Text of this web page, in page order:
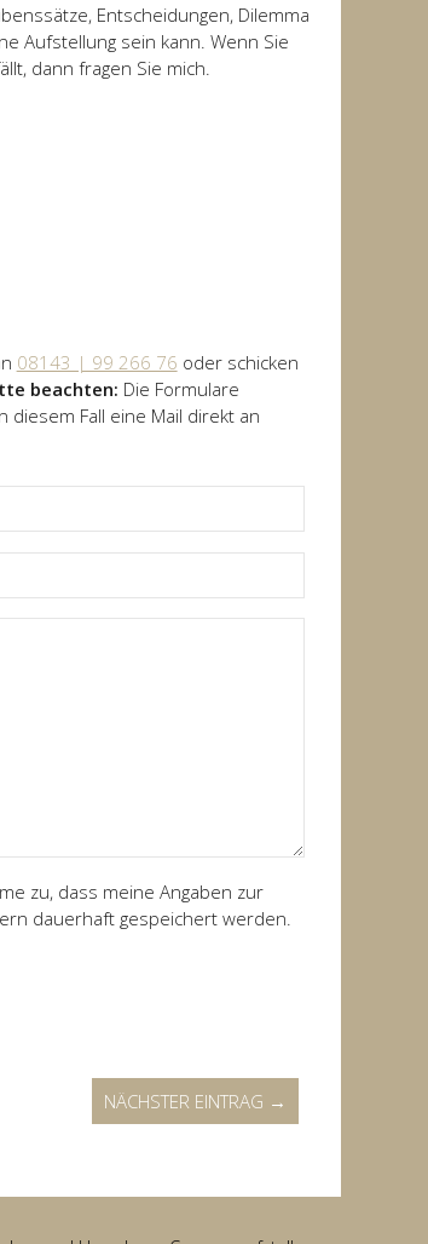
Entscheidungen, Dilemma
Aufstellung sein kann. Wenn Sie
dann fragen Sie mich.
08143 | 99 266 76 oder schicken
beachten: Die Formulare
Fall eine Mail direkt an
zu, dass meine Angaben zur
dauerhaft gespeichert werden.
NÄCHSTER EINTRAG →